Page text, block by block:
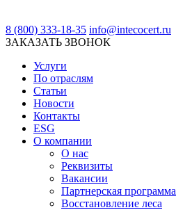
8 (800) 333-18-35 info@intecocert.ru
ЗАКАЗАТЬ ЗВОНОК
Услуги
По отраслям
Статьи
Новости
Контакты
ESG
О компании
О нас
Реквизиты
Вакансии
Партнерская программа
Восстановление леса